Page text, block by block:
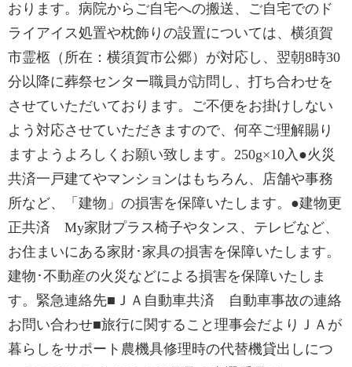
おります。病院からご自宅への搬送、ご自宅でのド
ライアイス処置や枕飾りの設置については、横須賀
市霊柩（所在：横須賀市公郷）が対応し、翌朝8時30
分以降に葬祭センター職員が訪問し、打ち合わせを
させていただいております。ご不便をお掛けしない
よう対応させていただきますので、何卒ご理解賜り
ますようよろしくお願い致します。250g×10入●火災
共済一戸建てやマンションはもちろん、店舗や事務
所など、「建物」の損害を保障いたします。●建物更
正共済 My家財プラス椅子やタンス、テレビなど、
お住まいにある家財･家具の損害を保障いたします。
建物･不動産の火災などによる損害を保障いたしま
す。緊急連絡先■ＪＡ自動車共済 自動車事故の連絡
お問い合わせ■旅行に関すること理事会だよりＪＡが
暮らしをサポート農機具修理時の代替機貸出しにつ